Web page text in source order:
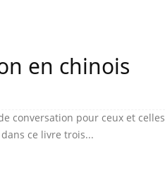
en chinois
conversation pour ceux et celles
ce livre trois...